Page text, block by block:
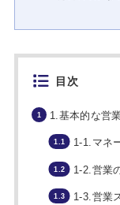
目次
1.基本的な営
1-1.マネ
1-2.営業
1-3.営業